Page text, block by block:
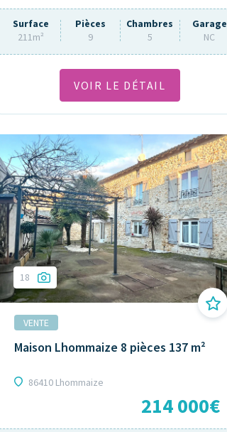
Surface
211m²
Pièces
9
Chambres
5
Garage
NC
VOIR LE DÉTAIL
18
VENTE
Maison Lhommaize 8 pièces 137 m²
86410 Lhommaize
214 000€